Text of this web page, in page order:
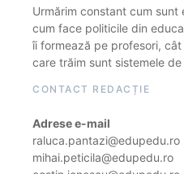
Urmărim constant cum
cum face politicile din
îi formează pe profesori,
care trăim sunt sistemele
CONTACT REDACȚIE
Adrese e-mail
raluca.pantazi@edupedu.ro
mihai.peticila@edupedu.ro